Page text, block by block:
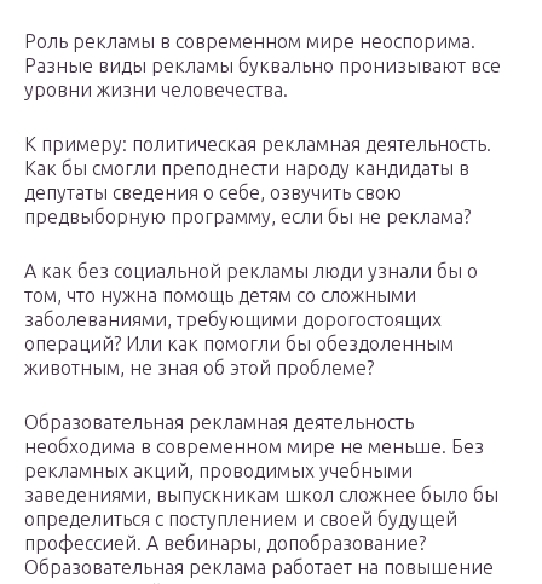
Роль рекламы в современном мире неоспорима.
Разные виды рекламы буквально пронизывают все
уровни жизни человечества.
К примеру: политическая рекламная деятельность.
Как бы смогли преподнести народу кандидаты в
депутаты сведения о себе, озвучить свою
предвыборную программу, если бы не реклама?
А как без социальной рекламы люди узнали бы о
том, что нужна помощь детям со сложными
заболеваниями, требующими дорогостоящих
операций? Или как помогли бы обездоленным
животным, не зная об этой проблеме?
Образовательная рекламная деятельность
необходима в современном мире не меньше. Без
рекламных акций, проводимых учебными
заведениями, выпускникам школ сложнее было бы
определиться с поступлением и своей будущей
профессией. А вебинары, допобразование?
Образовательная реклама работает на повышение